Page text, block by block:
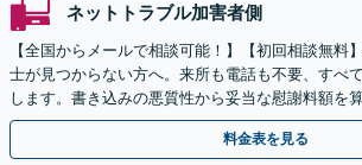
ネットトラブル加害者側
【全国からメールで相談可能！】【初回相談無料
士が見つからない方へ。来所も電話も不要、すべ
します。書き込みの悪質性から妥当な慰謝料額を
用面のリスクも包み隠さずお伝えしサポートしま
料金表を見る